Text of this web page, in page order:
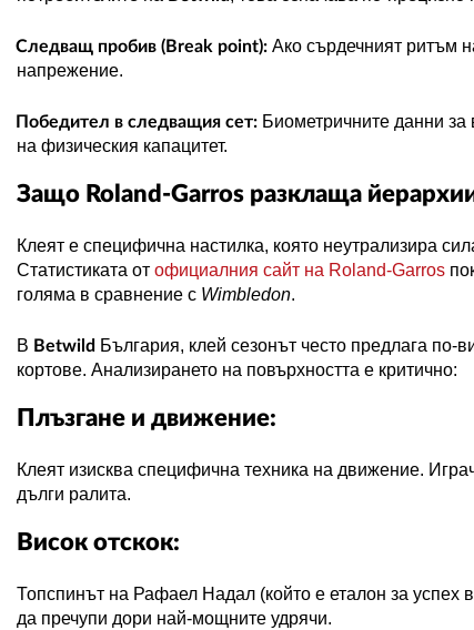
Следващ пробив (Break point): Ако сърдечният ритъм
напрежение.
Победител в следващия сет: Биометричните данни за
на физическия капацитет.
Защо Roland -Garros разклаща
Клеят е специфична настилка, която неутрализира
Статистиката от официалния сайт на Roland-Garros
голяма в сравнение с Wimbledon.
В Betwild България, клей сезонът често предлага
кортове. Анализирането на повърхността е критично:
Плъзгане и движение:
Клеят изисква специфична техника на движение.
дълги ралита.
Висок отскок:
Топспинът на Рафаел Надал (който е еталон за успех
да пречупи дори най-мощните удрячи.